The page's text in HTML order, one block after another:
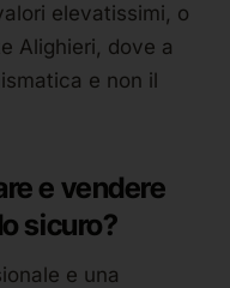
elevatissimi, o
Alighieri, dove a
e non il
e vendere
sicuro?
e una